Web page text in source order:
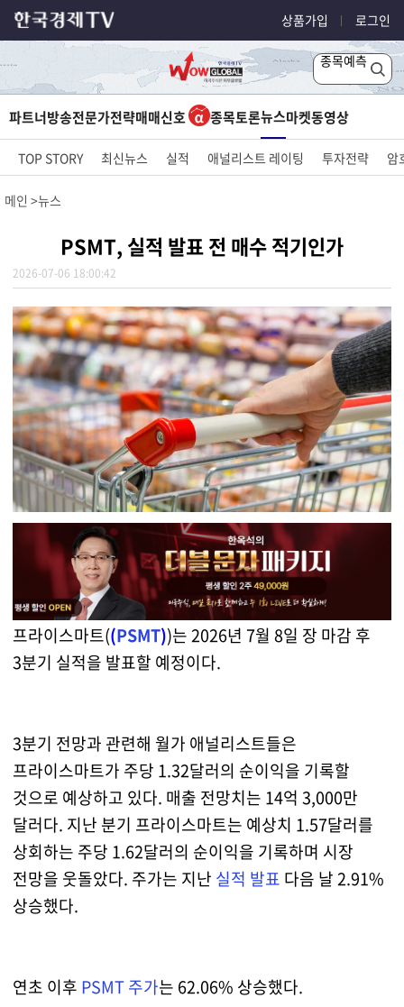
상품가입 로그인
종목예측
파트너방송전문가전략매매신호 종목토론뉴스마켓동영상
TOP STORY 최신뉴스 실적 애널리스트 레이팅 투자전략 암
메인 뉴스
PSMT, 실적 발표 전 매수 적기인가
2026-07-06 18:00:42
프라이스마트((PSMT))는 2026년 7월 8일 장 마감 후
3분기 실적을 발표할 예정이다.
3분기 전망과 관련해 월가 애널리스트들은
프라이스마트가 주당 1.32달러의 순이익을 기록할
것으로 예상하고 있다. 매출 전망치는 14억 3,000만
달러다. 지난 분기 프라이스마트는 예상치 1.57달러를
상회하는 주당 1.62달러의 순이익을 기록하며 시장
전망을 웃돌았다. 주가는 지난 실적 발표 다음 날 2.91%
상승했다.
연초 이후 PSMT 주가는 62.06% 상승했다.